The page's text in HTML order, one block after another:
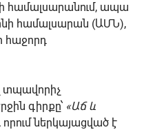
համալսարանում, ապա
համալսարան (ԱՄՆ),
հաջորդ
տպավորիչ
գիրքը՝ «Աճ և
որում ներկայացված է